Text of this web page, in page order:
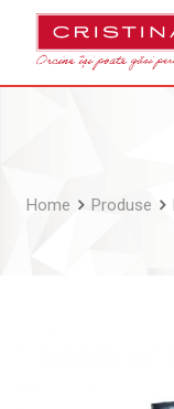
Home Produse